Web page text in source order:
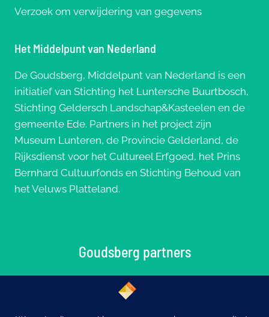
Verzoek om verwijdering van gegevens
Het Middelpunt van Nederland
De Goudsberg, Middelpunt van Nederland is een
initiatief van Stichting het Luntersche Buurtbosch,
Stichting Geldersch Landschap&Kasteelen en de
gemeente Ede. Partners in het project zijn
Museum Lunteren, de Provincie Gelderland, de
Rijksdienst voor het Cultureel Erfgoed, het Prins
Bernhard Cultuurfonds en Stichting Behoud van
het Veluws Platteland.
Goudsberg partners